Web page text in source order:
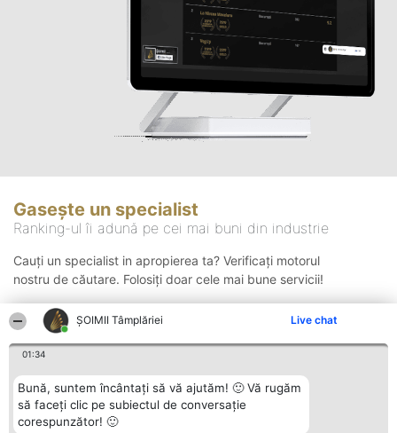
ȘOIMII Tâmplăriei Live chat
01:34
Bună, suntem încântați să vă ajutăm! 🙂 Vă rugăm
să faceți clic pe subiectul de conversație
corespunzător! 🙂
Gasește un specialist
Ranking-ul îi adună pe cei mai buni din industrie
Cauți un specialist in apropierea ta? Verificați motorul
nostru de căutare. Folosiți doar cele mai bune servicii!